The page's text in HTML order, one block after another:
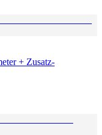
+ Zusatz-